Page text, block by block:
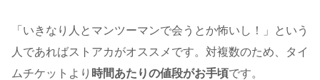
「いきなり人とマンツーマンで会うとか怖いし！」という
人であればストアカがオススメです。対複数のため、タイ
ムチケットより 時間あたりの値段がお手頃です。